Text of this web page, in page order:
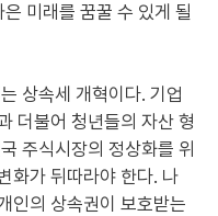
미래를 꿈꿀 수 있게 될
상속세 개혁이다. 기업
더불어 청년들의 자산 형
주식시장의 정상화를 위
화가 뒤따라야 한다. 나
인의 상속권이 보호받는